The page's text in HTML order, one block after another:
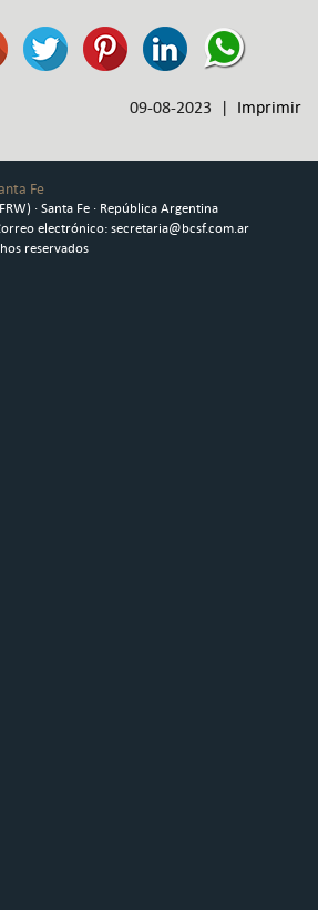
09-08-2023 | Imprimir
Fe
· Santa Fe · República Argentina
electrónico: secretaria@bcsf.com.ar
reservados